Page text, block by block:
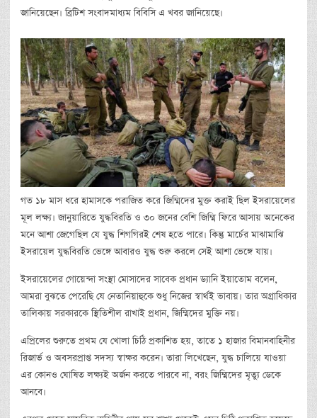
জানিয়েছেন। ব্রিটিশ সংবাদমাধ্যম বিবিসি এ খবর জানিয়েছে।
গত ১৮ মাস ধরে হামাসকে পরাজিত করে জিম্মিদের মুক্ত করাই ছিল ইসরায়েলের
মূল লক্ষ্য। জানুয়ারিতে যুদ্ধবিরতি ও ৩০ জনের বেশি জিম্মি ফিরে আসায় অনেকের
মনে আশা জেগেছিল যে যুদ্ধ শিগগিরই শেষ হতে পারে। কিন্তু মার্চের মাঝামাঝি
ইসরায়েল যুদ্ধবিরতি ভেঙ্গে আবারও যুদ্ধ শুরু করলে সেই আশা ভেঙ্গে যায়।
ইসরায়েলের গোয়েন্দা সংস্থা মোসাদের সাবেক প্রধান ড্যানি ইয়াতোম বলেন,
আমরা বুঝতে পেরেছি যে নেতানিয়াহুকে শুধু নিজের স্বার্থই ভাবায়। তার অগ্রাধিকার
তালিকায় সরকারকে স্থিতিশীল রাখাই প্রধান, জিম্মিদের মুক্তি নয়।
এপ্রিলের শুরুতে প্রথম যে খোলা চিঠি প্রকাশিত হয়, তাতে ১ হাজার বিমানবাহিনীর
রিজার্ভ ও অবসরপ্রাপ্ত সদস্য স্বাক্ষর করেন। তারা লিখেছেন, যুদ্ধ চালিয়ে যাওয়া
এর কোনও ঘোষিত লক্ষ্যই অর্জন করতে পারবে না, বরং জিম্মিদের মৃত্যু ডেকে
আনবে।